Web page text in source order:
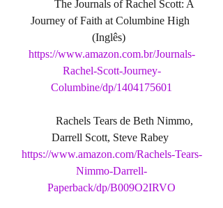
Journey of Faith at Columbine High
(Inglês)
https://www.amazon.com.br/Journals-
Rachel-Scott-Journey-
Columbine/dp/1404175601
Darrell Scott, Steve Rabey
https://www.amazon.com/Rachels-Tears-
Nimmo-Darrell-
Paperback/dp/B009O2IRVO